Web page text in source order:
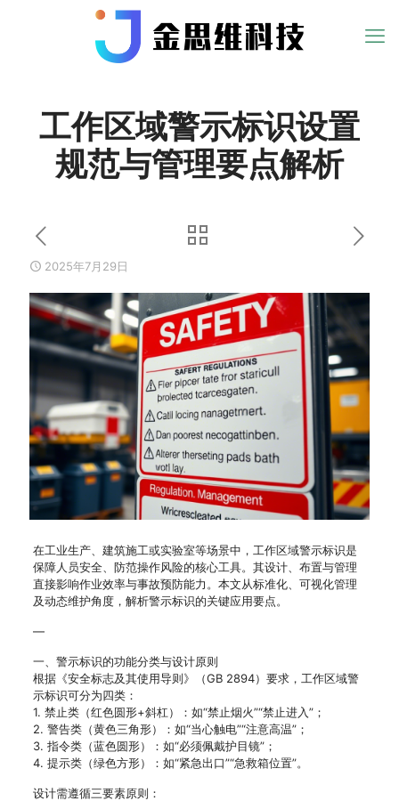
工作区域警示标识设置
规范与管理要点解析
2025年7月29日
在工业生产、建筑施工或实验室等场景中，工作区域警示标识是
保障人员安全、防范操作风险的核心工具。其设计、布置与管理
直接影响作业效率与事故预防能力。本文从标准化、可视化管理
及动态维护角度，解析警示标识的关键应用要点。
—
一、警示标识的功能分类与设计原则
根据《安全标志及其使用导则》（GB 2894）要求，工作区域警
示标识可分为四类：
1. 禁止类（红色圆形+斜杠）：如“禁止烟火”“禁止进入”；
2. 警告类（黄色三角形）：如“当心触电”“注意高温”；
3. 指令类（蓝色圆形）：如“必须佩戴护目镜”；
4. 提示类（绿色方形）：如“紧急出口”“急救箱位置”。
设计需遵循三要素原则：